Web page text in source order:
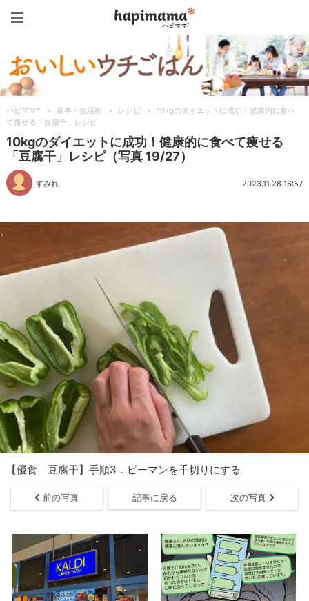
ハピママ* > 家事・生活術 > レシピ >
10kgのダイエットに成功！健康的に食べ
て痩せる「豆腐干」レシピ
10kgのダイエットに成功！健康的に食べて痩せる
「豆腐干」レシピ（写真 19/27）
すみれ 2023.11.28 16:57
【優食 豆腐干】手順3．ピーマンを千切りにする
前の写真 記事に戻る 次の写真